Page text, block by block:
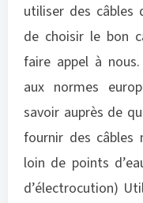
utiliser des câbles
de choisir le bon
faire appel à
aux normes
savoir auprès de
fournir des câbles
loin de points
d’électrocution)